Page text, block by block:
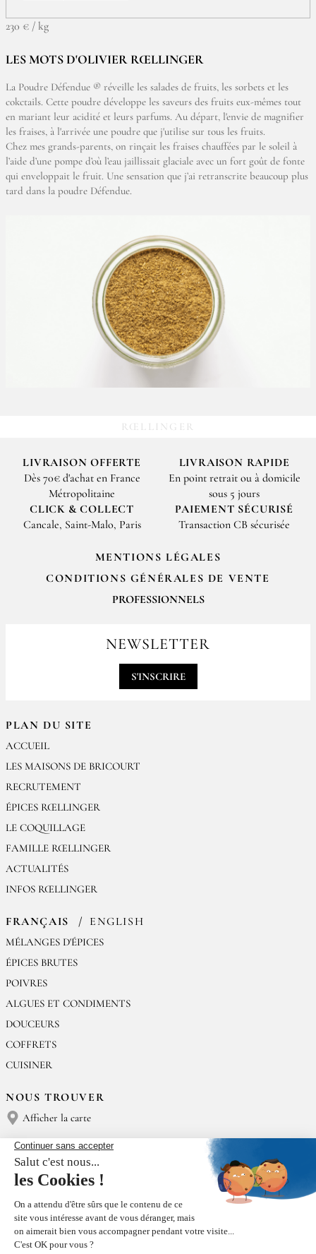
230 € / kg
LES MOTS D'OLIVIER RŒLLINGER
La Poudre Défendue ® réveille les salades de fruits, les sorbets et les
cokctails. Cette poudre développe les saveurs des fruits eux-mêmes tout
en mariant leur acidité et leurs parfums. Au départ, l'envie de magnifier
les fraises, à l'arrivée une poudre que j'utilise sur tous les fruits.
Chez mes grands-parents, on rinçait les fraises chauffées par le soleil à
l’aide d’une pompe d’où l’eau jaillissait glaciale avec un fort goût de fonte
qui enveloppait le fruit. Une sensation que j’ai retranscrite beaucoup plus
tard dans la poudre Défendue.
RŒLLINGER
LIVRAISON OFFERTE
Dès 70€ d'achat en France
Métropolitaine
LIVRAISON RAPIDE
En point retrait ou à domicile
sous 5 jours
CLICK & COLLECT
Cancale, Saint-Malo, Paris
PAIEMENT SÉCURISÉ
Transaction CB sécurisée
PLAN DU SITE
ACCUEIL
LES MAISONS DE BRICOURT
RECRUTEMENT
ÉPICES RŒLLINGER
LE COQUILLAGE
FAMILLE RŒLLINGER
ACTUALITÉS
INFOS RŒLLINGER
FRANÇAIS ENGLISH
MÉLANGES D'ÉPICES
ÉPICES BRUTES
POIVRES
ALGUES ET CONDIMENTS
DOUCEURS
COFFRETS
CUISINER
NOUS TROUVER
Afficher la carte
NOUS CONTACTER
Épices Rœllinger
Tél : (+33) 02 23 15 13 91
TRI DE NOS EMBALLAGES
MENTIONS LÉGALES
CONDITIONS GÉNÉRALES DE VENTE
PROFESSIONNELS
contact@epices-roellinger.comNEWSLETTER
S'INSCRIRE